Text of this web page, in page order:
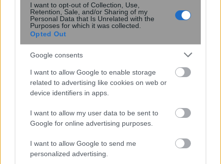
I want to opt-out of Collection, Use,
Retention, Sale, and/or Sharing of my
Personal Data that Is Unrelated with the
Purposes for which it was collected.
Opted Out
Google consents
I want to allow Google to enable storage
related to advertising like cookies on web or
device identifiers in apps.
I want to allow my user data to be sent to
Google for online advertising purposes.
I want to allow Google to send me
personalized advertising.
Ποιος από τους 4 είναι φάντασμα;
Μόνο το 1% περνά αυτό το τεστ IQ σε 5
δευτερόλεπτα!